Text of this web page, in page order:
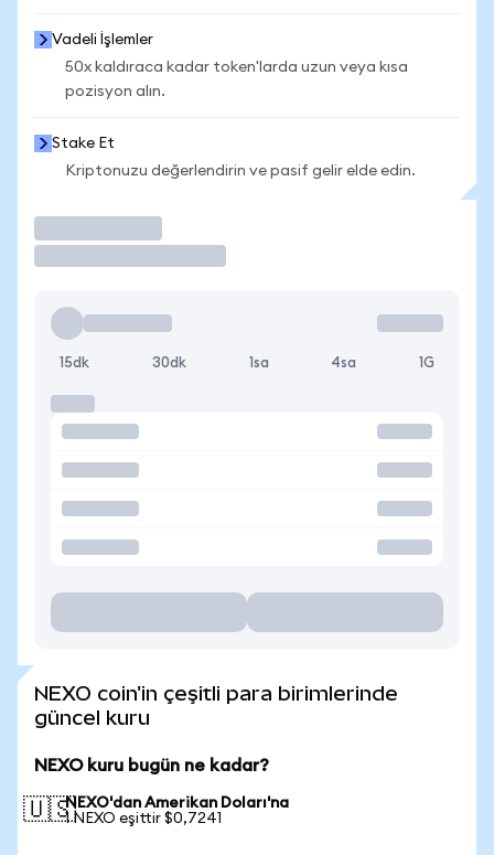
Vadeli İşlemler
50x kaldıraca kadar token'larda uzun veya kısa
pozisyon alın.
Stake Et
Kriptonuzu değerlendirin ve pasif gelir elde edin.
15dk 30dk 1sa 4sa 1G
NEXO coin'in çeşitli para birimlerinde
güncel kuru
NEXO kuru bugün ne kadar?
🇺🇸NEXO'dan Amerikan Doları'na
1 NEXO eşittir $0,7241